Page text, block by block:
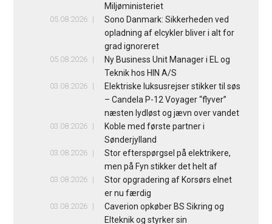
Miljøministeriet
05.08.2026
Sono Danmark: Sikkerheden ved
opladning af elcykler bliver i alt for
grad ignoreret
05.08.2026
Ny Business Unit Manager i EL og
Teknik hos HIN A/S
03.08.2026
Elektriske luksusrejser stikker til søs
– Candela P-12 Voyager “flyver”
næsten lydløst og jævn over vandet
03.08.2026
Koble med første partner i
Sønderjylland
03.08.2026
Stor efterspørgsel på elektrikere,
men på Fyn stikker det helt af
03.08.2026
Stor opgradering af Korsørs elnet
er nu færdig
03.08.2026
Caverion opkøber BS Sikring og
Elteknik og styrker sin